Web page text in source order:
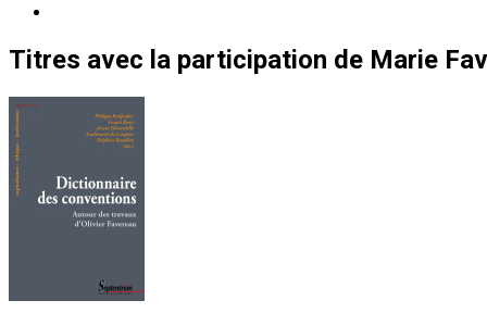
Titres avec la participation de Marie